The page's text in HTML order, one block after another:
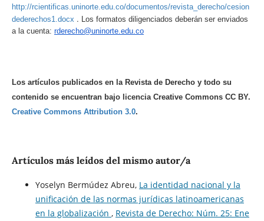
http://rcientificas.uninorte.edu.co/documentos/revista_derecho/cesion
dederechos1.docx . Los formatos diligenciados deberán ser enviados
a la cuenta: rderecho@uninorte.edu.co
Los artículos publicados en la Revista de Derecho y todo su
contenido se encuentran bajo licencia Creative Commons CC BY.
Creative Commons Attribution 3.0.
Artículos más leídos del mismo autor/a
Yoselyn Bermúdez Abreu, La identidad nacional y la
unificación de las normas jurídicas latinoamericanas
en la globalización , Revista de Derecho: Núm. 25: Ene